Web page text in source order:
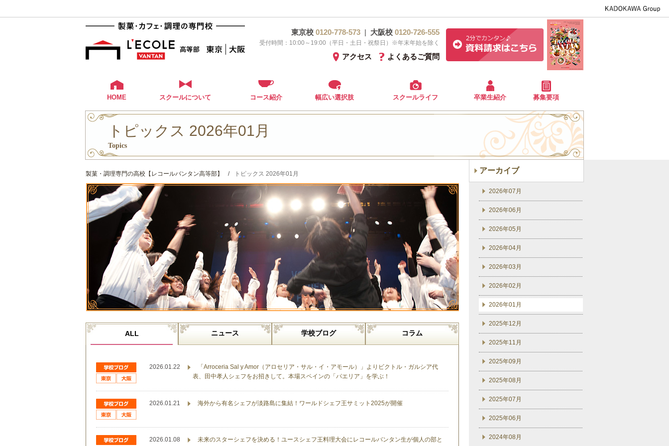
東京校 0120-778-573 | 大阪校 0120-726-555
受付時間：10:00～19:00（平日・土日・祝祭日）※年末年始を除く
よくあるご質問
アクセス
HOME スクールについて コース紹介 幅広い選択肢 スクールライフ 卒業生紹介 募集要項
トピックス 2026年01月
Topics
製菓・調理専門の高校【レコールバンタン高等部】 / トピックス 2026年01月
ALL ニュース 学校ブログ コラム
2026.01.22
「Arroceria Sal y Amor（アロセリア・サル・イ・アモール）」よりビクトル・ガルシア代
表、田中孝人シェフをお招きして。本場スペインの「パエリア」を学ぶ！
2026.01.21 海外から有名シェフが淡路島に集結！ワールドシェフ王サミット2025が開催
2026.01.08
未来のスターシェフを決める！ユースシェフ王料理大会にレコールバンタン生が個人の部と
アーカイブ
2026年07月
2026年06月
2026年05月
2026年04月
2026年03月
2026年02月
2026年01月
2025年12月
2025年11月
2025年09月
2025年08月
2025年07月
2025年06月
2024年08月